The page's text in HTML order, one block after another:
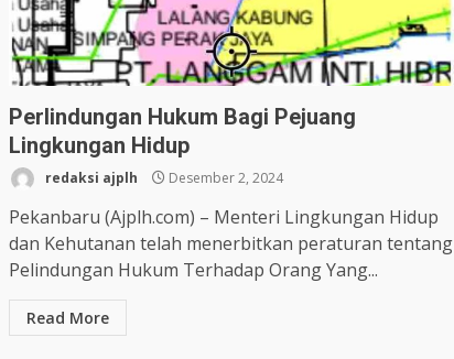
Perlindungan Hukum Bagi Pejuang
Lingkungan Hidup
redaksi ajplh Desember 2, 2024
Pekanbaru (Ajplh.com) – Menteri Lingkungan Hidup
dan Kehutanan telah menerbitkan peraturan tentang
Pelindungan Hukum Terhadap Orang Yang...
Read More